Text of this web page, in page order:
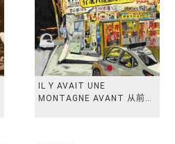
IL Y AVAIT UNE
MONTAGNE AVANT 从前有